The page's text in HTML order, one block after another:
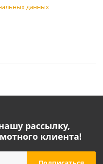
данных
рассылку,
клиента!